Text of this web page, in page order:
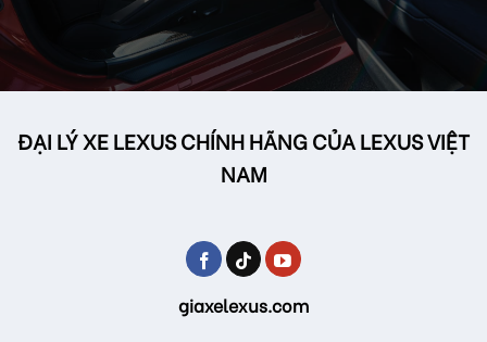
ĐẠI LÝ XE LEXUS CHÍNH HÃNG CỦA LEXUS VIỆT
NAM
giaxelexus.com